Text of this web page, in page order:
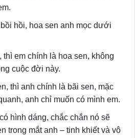
hồi, hoa sen anh mọc dưới
em chính là hoa sen, không
cuộc đời này.
thì anh chính là bãi sen, mặc
anh chỉ muốn có mình em.
hình dáng, chắc chắn nó sẽ
trong mắt anh – tinh khiết và vô